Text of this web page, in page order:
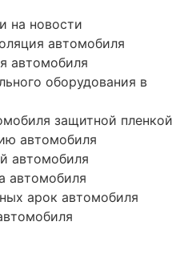
на новости
автомобиля
автомобиля
оборудования в
защитной пленкой
автомобиля
автомобиля
автомобиля
арок автомобиля